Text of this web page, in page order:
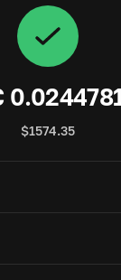
$1574.35